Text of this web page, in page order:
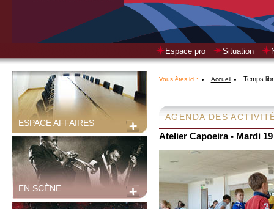
Espace pro Situation
ESPACE AFFAIRES
EN SCÈNE
Vous êtes ici : Accueil Temps
AGENDA DES
Atelier Capoeira - Mardi